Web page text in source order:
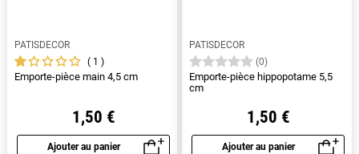
PATISDECOR
1
Emporte-pièce main 4,5 cm
1,50 €
Ajouter au panier
PATISDECOR
(0)
Emporte-pièce hippopotame 5,5
cm
1,50 €
Ajouter au panier